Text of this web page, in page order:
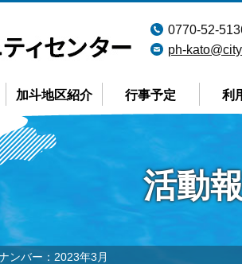
0770-52-
ph-
加斗地区紹介 行事予定 利
活動
ンバー：2023年3月